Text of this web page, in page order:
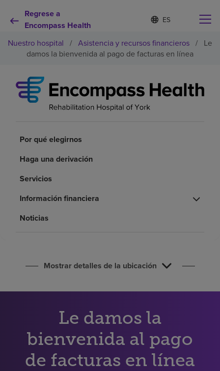
Regrese a
Encompass Health
Lista
de
contraída
d
o
m
e
Por qué debe elegirnos
Pacientes y cuidadores
Acerca de nosotros
Nuestro hospital / Asistencia y recursos financieros / Le
damos la bienvenida al pago de facturas en línea
Por qué elegirnos
Haga una derivación
Servicios
Información financiera
Noticias
Mostrar detalles de la ubicación
Le damos la
bienvenida al pago
de facturas en línea